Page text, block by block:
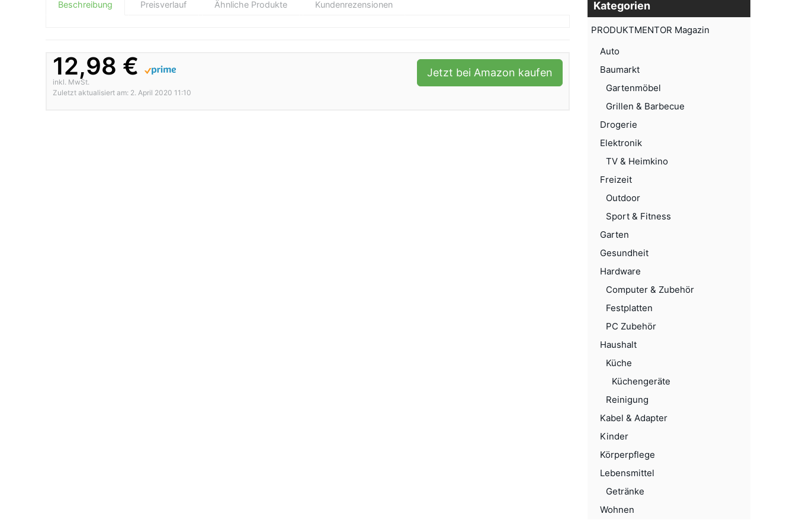
Beschreibung Preisverlauf Ähnliche Produkte Kundenrezensionen
12,98 €
inkl. MwSt.
Zuletzt aktualisiert am: 2. April 2020 11:10
Jetzt bei Amazon kaufen
Kategorien
PRODUKTMENTOR Magazin
Auto
Baumarkt
Gartenmöbel
Grillen & Barbecue
Drogerie
Elektronik
TV & Heimkino
Freizeit
Outdoor
Sport & Fitness
Garten
Gesundheit
Hardware
Computer & Zubehör
Festplatten
PC Zubehör
Haushalt
Küche
Küchengeräte
Reinigung
Kabel & Adapter
Kinder
Körperpflege
Lebensmittel
Getränke
Wohnen